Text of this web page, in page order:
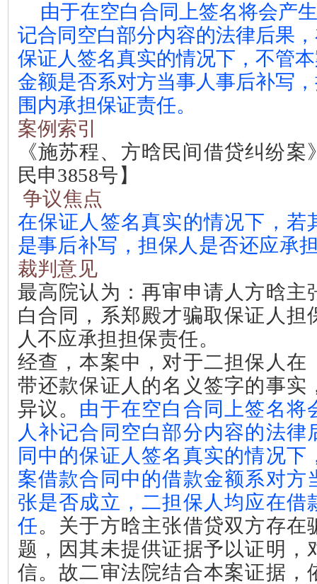
由于在空白合同上签名将会产
记合同空白部分内容的法律后果
保证人签名真实的情况下，不管
金额是否系对方当事人事后补写
围内承担保证责任。
案例索引
《施苏程、方晗民间借贷纠纷案
民申3858号】
争议焦点
在保证人签名真实的情况下，若
是事后补写，担保人是否还应承
裁判意见
最高院认为：再审申请人方晗主
白合同，系郑殿才骗取保证人担
人不应承担担保责任。
经查，本案中，对于二担保人在
带还款保证人的名义签字的事实
异议。 由于在空白合同上签名将
人补记合同空白部分内容的法律
同中的保证人签名真实的情况下
案借款合同中的借款金额系对方
张是否成立，二担保人均应在借
任。关于方晗主张借贷双方存在
题，因其未提供证据予以证明，
信。故二审法院结合本案证据，